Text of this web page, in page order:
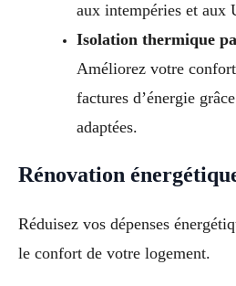
aux intempéries et aux
Isolation thermique
Améliorez votre
factures d’énergie
adaptées.
Rénovation
Réduisez vos dépenses
le confort de votre logement.